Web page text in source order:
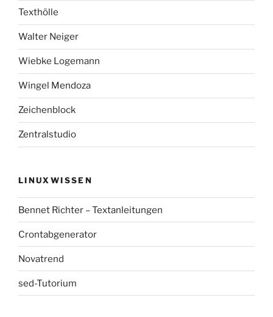
Texthölle
Walter Neiger
Wiebke Logemann
Wingel Mendoza
Zeichenblock
Zentralstudio
LINUXWISSEN
Bennet Richter – Textanleitungen
Crontabgenerator
Novatrend
sed-Tutorium